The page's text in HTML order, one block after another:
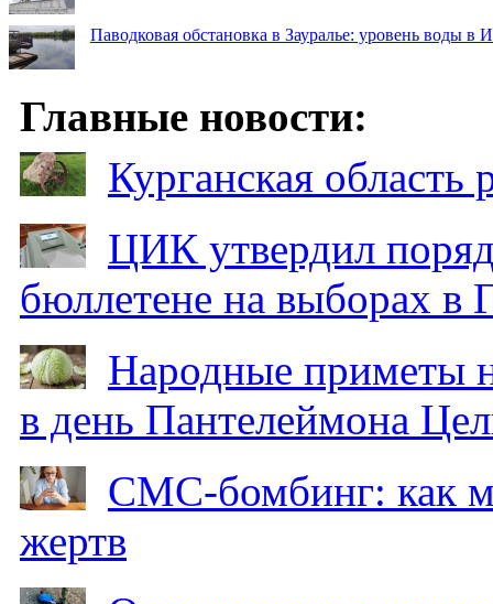
Паводковая обстановка в Зауралье: уровень воды в
Главные новости:
Курганская
ЦИК утвердил
бюллетене на выборах в
Народные приметы
в день Пантелеймона
СМС-бомбинг: как
жертв